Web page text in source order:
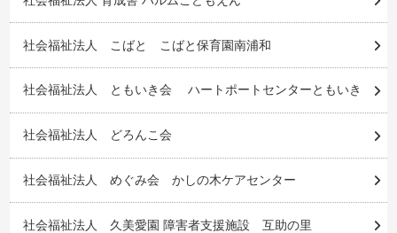
社会福祉法人 こばと こばと保育園南浦和
社会福祉法人 ともいき会 ハートポートセンターともいき
社会福祉法人 どろんこ会
社会福祉法人 めぐみ会 かしの木ケアセンター
社会福祉法人 久美愛園 障害者支援施設 互助の里